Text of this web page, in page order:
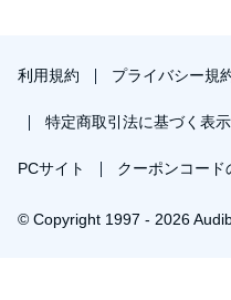
利用規約 プライバシー規
特定商取引法に基づく表示
PCサイト クーポンコード
© Copyright 1997 - 2026